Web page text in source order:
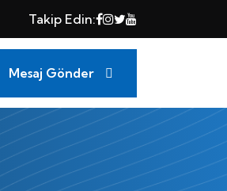
Takip Edin:
Mesaj Gönder